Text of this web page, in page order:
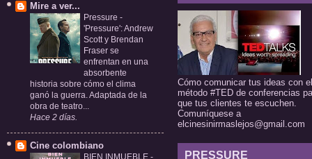
Mire a ver...
Pressure -
'Pressure': Andrew
Scott y Brendan
Fraser se
enfrentan en una
absorbente
historia sobre cómo el clima
ganó la guerra. Adaptada de la
obra de teatro...
Hace 2 días.
Cine colombiano
BIEN INMUEBLE -
Cómo comunicar tus ideas con el
método #TED de conferencias
que tus clientes te escuchen.
Comuníquese a
elcinesinirmaslejos@gmail.com
PRESSURE